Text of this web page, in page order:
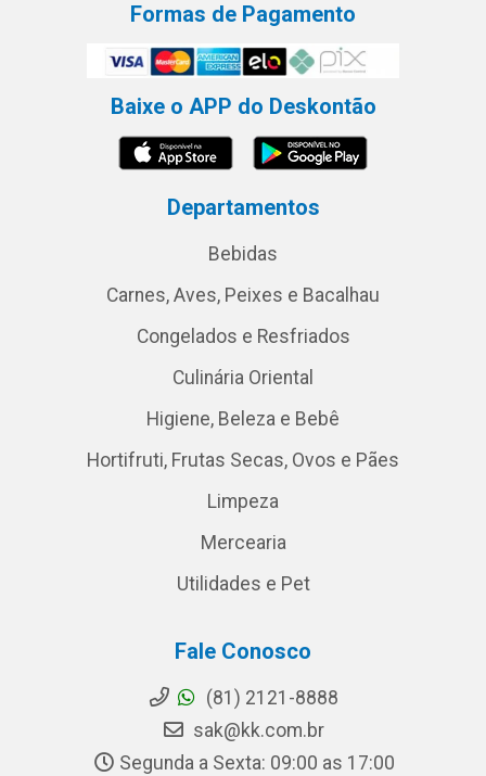
Formas de Pagamento
Baixe o APP do Deskontão
Departamentos
Bebidas
Carnes, Aves, Peixes e Bacalhau
Congelados e Resfriados
Culinária Oriental
Higiene, Beleza e Bebê
Hortifruti, Frutas Secas, Ovos e Pães
Limpeza
Mercearia
Utilidades e Pet
Fale Conosco
(81) 2121-8888
sak@kk.com.br
Segunda a Sexta: 09:00 as 17:00